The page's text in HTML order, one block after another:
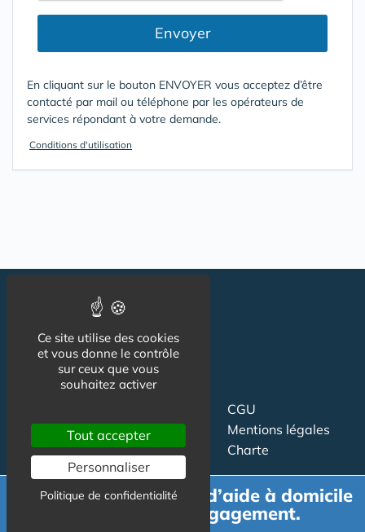
Envoyer
En cliquant sur le bouton ENVOYER vous acceptez d’être
contacté par mail ou téléphone par les opérateurs de
services répondant à votre demande.
Conditions d'utilisation
CGU
Mentions légales
Charte
Contact
Newsletter
Proposer un article
Relation presse
Demande de devis d’aide à domicile
gratuit et sans engagement.
Ce site utilise des cookies
et vous donne le contrôle
sur ceux que vous
souhaitez activer
Tout accepter
Personnaliser
Politique de confidentialité